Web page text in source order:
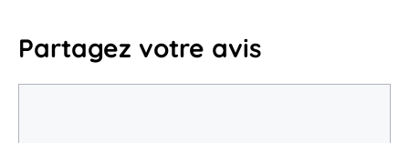
Partagez votre avis